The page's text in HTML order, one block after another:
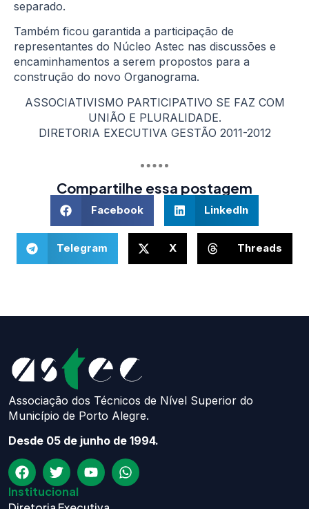
separado.
Também ficou garantida a participação de
representantes do Núcleo Astec nas discussões e
encaminhamentos a serem propostos para a
construção do novo Organograma.
ASSOCIATIVISMO PARTICIPATIVO SE FAZ COM
UNIÃO E PLURALIDADE.
DIRETORIA EXECUTIVA GESTÃO 2011-2012
Compartilhe essa postagem
Facebook LinkedIn
Telegram X Threads
Associação dos Técnicos de Nível Superior do
Município de Porto Alegre.
Desde 05 de junho de 1994.
Institucional